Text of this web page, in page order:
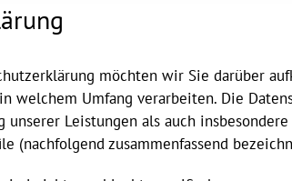
möchten wir Sie darüber
welchem Umfang verarbeiten. Die
unserer Leistungen als auch
(nachfolgend zusammenfassend